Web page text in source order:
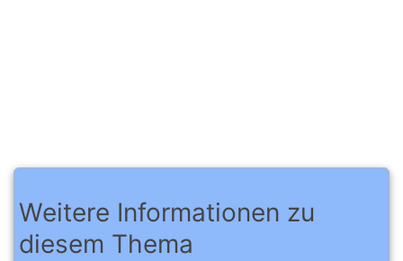
Weitere Informationen zu
diesem Thema